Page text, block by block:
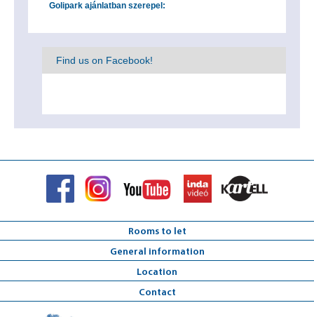
Golipark ajánlatban szerepel:
Find us on Facebook!
Rooms to let
General information
Location
Contact